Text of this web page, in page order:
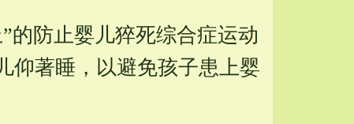
的防止婴儿猝死综合症运动
仰著睡，以避免孩子患上婴